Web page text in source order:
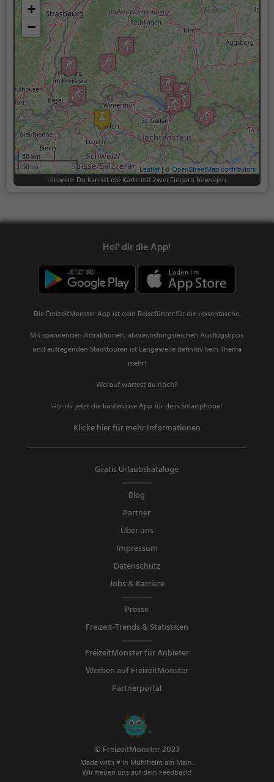
+
−
50 km
50 mi
Leaflet | ©OpenStreetMap contributors
Hinweis: Du kannst die Karte mit zwei Fingern bewegen.
Hol' dir die App!
Die FreizeitMonster App ist dein Reiseführer für die Hosentasche.
Mit spannenden Attraktionen, abwechslungsreichen Ausflugstipps
und aufregenden Stadttouren ist Langeweile definitiv kein Thema
mehr!
Worauf wartest du noch?
Hol dir jetzt die kostenlose App für dein Smartphone!
Klicke hier für mehr Informationen
Gratis Urlaubskataloge
Blog
Partner
Über uns
Impressum
Datenschutz
Jobs & Karriere
Presse
Freizeit-Trends & Statistiken
FreizeitMonster für Anbieter
Werben auf FreizeitMonster
Partnerportal
© FreizeitMonster 2023
Made with ♥ in Mühlheim am Main.
Wir freuen uns auf dein Feedback!